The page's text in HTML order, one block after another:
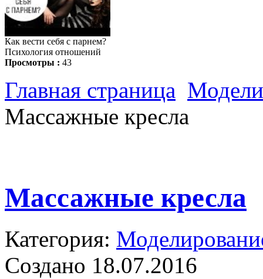
Как вести себя с парнем?
Психология отношений
Просмотры : 43
Главная страница
Массажные кресла
Массажные кресла
Категория:
Создано 18.07.2016